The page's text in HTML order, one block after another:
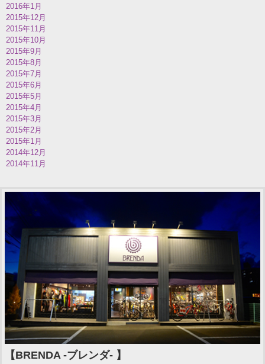
2016年1月
2015年12月
2015年11月
2015年10月
2015年9月
2015年8月
2015年7月
2015年6月
2015年5月
2015年4月
2015年3月
2015年2月
2015年1月
2014年12月
2014年11月
【BRENDA -ブレンダ- 】